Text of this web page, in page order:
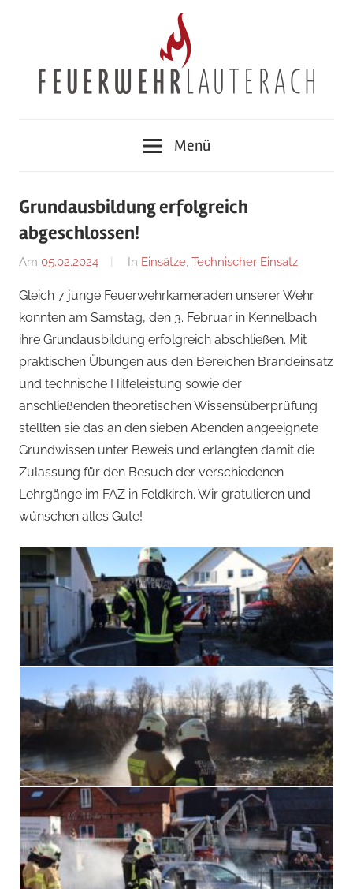
Lauterach
Menü
Grundausbildung erfolgreich
abgeschlossen!
Am 05.02.2024
Von
Steiner
In Einsätze, Technischer Einsatz
Gleich 7 junge Feuerwehrkameraden unserer Wehr
konnten am Samstag, den 3. Februar in Kennelbach
ihre Grundausbildung erfolgreich abschließen. Mit
praktischen Übungen aus den Bereichen Brandeinsatz
und technische Hilfeleistung sowie der
anschließenden theoretischen Wissensüberprüfung
stellten sie das an den sieben Abenden angeeignete
Grundwissen unter Beweis und erlangten damit die
Zulassung für den Besuch der verschiedenen
Lehrgänge im FAZ in Feldkirch. Wir gratulieren und
wünschen alles Gute!